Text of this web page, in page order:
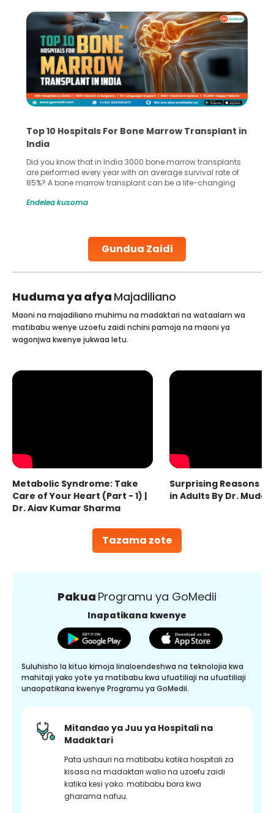
Gundua Zaidi
Top 10 Hospitals For Bone Marrow Transplant in
India
Did you know that in India 3000 bone marrow transplants
are performed every year with an average survival rate of
85%? A bone marrow transplant can be a life-changing
make all the difference. India has some of the world’s
Endelea kusoma
Huduma ya afya Majadiliano
Tazama zote
Maoni na majadiliano muhimu na madaktari na wataalam wa
matibabu wenye uzoefu zaidi nchini pamoja na maoni ya
wagonjwa kwenye jukwaa letu.
Metabolic Syndrome: Take
Care of Your Heart (Part - 1) |
Dr. Ajay Kumar Sharma
Surprising Reasons
in Adults By Dr.
Pakua Programu ya GoMedii
Inapatikana kwenye
Suluhisho la kituo kimoja linaloendeshwa na teknolojia kwa
mahitaji yako yote ya matibabu kwa ufuatiliaji na ufuatiliaji
unaopatikana kwenye Programu ya GoMedii.
Mitandao ya Juu ya Hospitali na
Madaktari
Pata ushauri na matibabu katika hospitali za
kisasa na madaktari walio na uzoefu zaidi
katika kesi yako. matibabu bora kwa
gharama nafuu.